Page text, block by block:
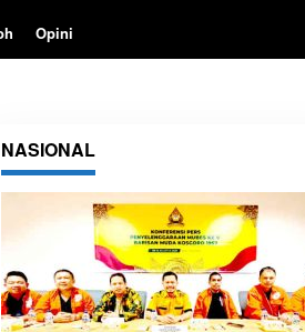
Opini
NASIONAL